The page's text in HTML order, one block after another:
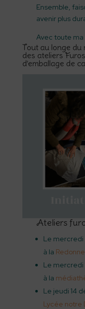
Ensemble,
avenir plus
Avec toute
Tout au longe du
des ateliers
d’emballage de
Ateliers
Le mercredi
à la
Le mercredi
à la
Le jeudi 14
Lycée notre